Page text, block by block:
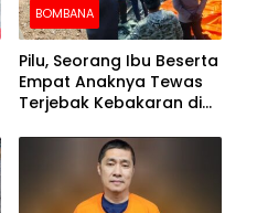
BOMBANA
Pilu, Seorang Ibu Beserta
Empat Anaknya Tewas
Terjebak Kebakaran di